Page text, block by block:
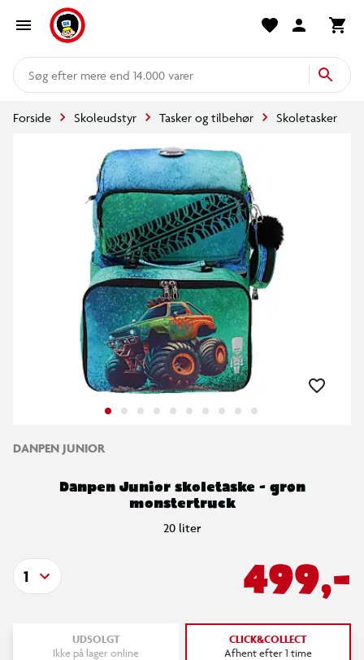
mere end 14.000 varer
Forside Skoleudstyr Tasker og tilbehør Skoletasker
DANPEN JUNIOR
Danpen Junior skoletaske - grøn
monstertruck
20 liter
499,-
1
UDSOLGT
Ikke på lager online
CLICK&COLLECT
Afhent efter 1 time